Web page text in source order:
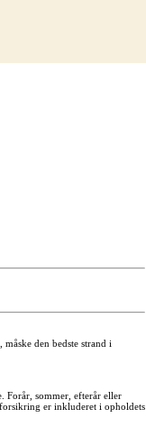
den bedste strand i
Forår, sommer, efterår eller
er inkluderet i opholdets